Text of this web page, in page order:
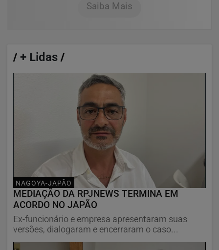
Saiba Mais
/ + Lidas /
NAGOYA-JAPÃO
MEDIAÇÃO DA RPJNEWS TERMINA EM
ACORDO NO JAPÃO
Ex-funcionário e empresa apresentaram suas
versões, dialogaram e encerraram o caso...